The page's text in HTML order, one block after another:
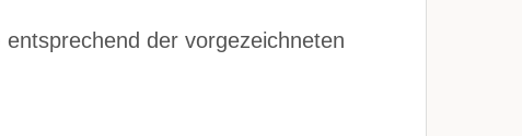
der vorgezeichneten